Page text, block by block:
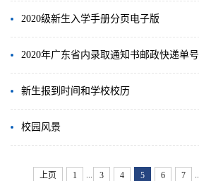
2020级新生入学手册分页电子版
2020年广东省内录取通知书邮政快递单号
新生报到时间和学校校历
校园风景
上页 1 3 4 5 6 7